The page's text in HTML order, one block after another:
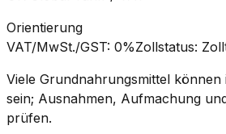
Orientierung
VAT/MwSt./GST: 0%Zollstatus:
Viele Grundnahrungsmittel
sein; Ausnahmen, Aufmachung
prüfen.